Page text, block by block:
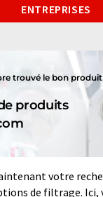
ENTREPRISES
trouvé le bon
produits
votre
de filtrage. Ici,